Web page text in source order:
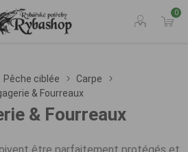
0
Pêche ciblée
Carpe
& Fourreaux
& Fourreaux